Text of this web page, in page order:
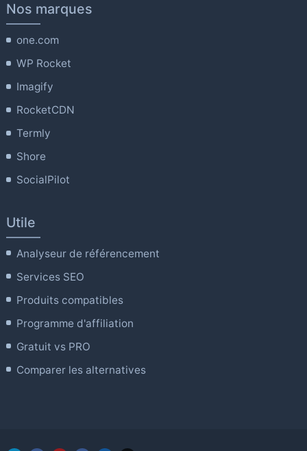
Nos marques
one.com
WP Rocket
Imagify
RocketCDN
Termly
Shore
SocialPilot
Utile
Analyseur de référencement
Services SEO
Produits compatibles
Programme d'affiliation
Gratuit vs PRO
Comparer les alternatives